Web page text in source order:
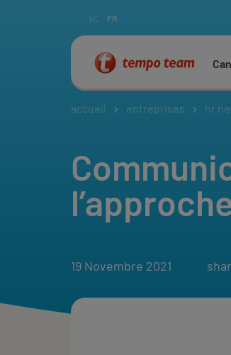
NL FR
accueil entreprises hr
19 Novembre 2021